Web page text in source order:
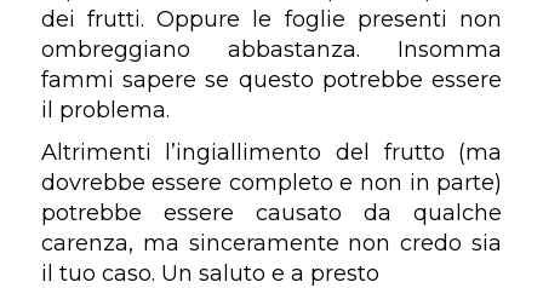
dei frutti. Oppure le foglie presenti non
ombreggiano abbastanza. Insomma
fammi sapere se questo potrebbe essere
il problema.
Altrimenti l’ingiallimento del frutto (ma
dovrebbe essere completo e non in parte)
potrebbe essere causato da qualche
carenza, ma sinceramente non credo sia
il tuo caso. Un saluto e a presto